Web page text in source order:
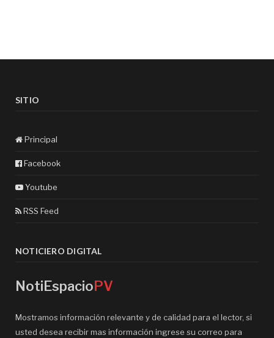
SITIO
Principal
Facebook
Youtube
RSS Feed
NOTICIERO DIGITAL
NotiEspacioPV
Mostramos información relevante y de calidad para el lector, si
usted desea recibir mas información ingrese su correo para